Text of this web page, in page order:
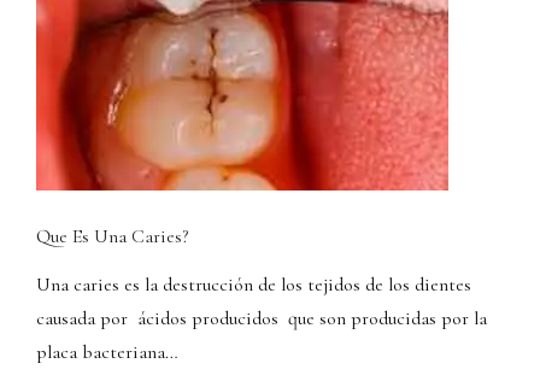
Que Es Una Caries?
Una caries es la destrucción de los tejidos de los dientes
causada por ácidos producidos que son producidas por la
placa bacteriana…